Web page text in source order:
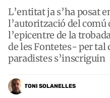
L’entitat ja s’ha posat
l’autorització del comú
l’epicentre de la
de les Fontetes- per tal
paradistes s’inscriguin
TONI SOLANELLES